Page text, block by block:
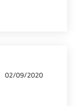
02/09/2020